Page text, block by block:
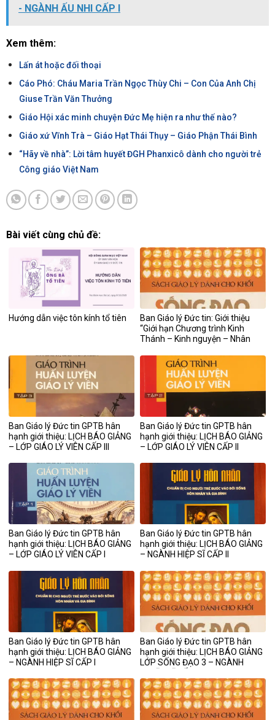
- NGÀNH ẤU NHI CẤP I
Xem thêm:
Lấn át hoặc đối thoại
Cáo Phó: Cháu Maria Trần Ngọc Thùy Chi – Con Của Anh Chị
Giuse Trần Văn Thưởng
Giáo Hội xác minh chuyện Đức Mẹ hiện ra như thế nào?
Giáo xứ Vĩnh Trà – Giáo Hạt Thái Thụy – Giáo Phận Thái Bình
“Hãy về nhà”: Lời tâm huyết ĐGH Phanxicô dành cho người trẻ
Công giáo Việt Nam
Bài viết cùng chủ đề:
Hướng dẫn việc tôn kính tổ tiên
Ban Giáo lý Đức tin: Giới thiệu
“Giới hạn Chương trình Kinh
Thánh – Kinh nguyện – Nhân
luận (NGÀNH NGHĨA SĨ)
Ban Giáo lý Đức tin GPTB hân
hạnh giới thiệu: LỊCH BÁO GIẢNG
– LỚP GIÁO LÝ VIÊN CẤP III
Ban Giáo lý Đức tin GPTB hân
hạnh giới thiệu: LỊCH BÁO GIẢNG
– LỚP GIÁO LÝ VIÊN CẤP II
Ban Giáo lý Đức tin GPTB hân
hạnh giới thiệu: LỊCH BÁO GIẢNG
– LỚP GIÁO LÝ VIÊN CẤP I
Ban Giáo lý Đức tin GPTB hân
hạnh giới thiệu: LỊCH BÁO GIẢNG
– NGÀNH HIỆP SĨ CẤP II
Ban Giáo lý Đức tin GPTB hân
hạnh giới thiệu: LỊCH BÁO GIẢNG
– NGÀNH HIỆP SĨ CẤP I
Ban Giáo lý Đức tin GPTB hân
hạnh giới thiệu: LỊCH BÁO GIẢNG
LỚP SỐNG ĐẠO 3 – NGÀNH